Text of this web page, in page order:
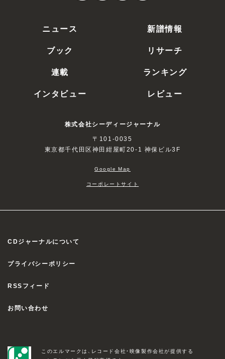
ニュース
新譜情報
ブック
リサーチ
連載
ランキング
インタビュー
レビュー
株式会社シーディージャーナル
〒101-0035
東京都千代田区神田紺屋町20-1 神保ビル3F
Google Map
コーポレートサイト
CDジャーナルについて
プライバシーポリシー
RSSフィード
お問い合わせ
このエルマークは、レコード会社・映像製作会社が提供する